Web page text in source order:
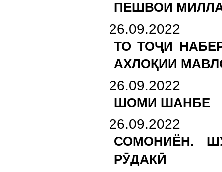
ПЕШВОИ
26.09.2022
ТО ТОҶИ
АХЛОҚИИ
26.09.2022
ШОМИ ШАНБЕ
26.09.2022
СОМОНИЁН.
РӮДАКӢ